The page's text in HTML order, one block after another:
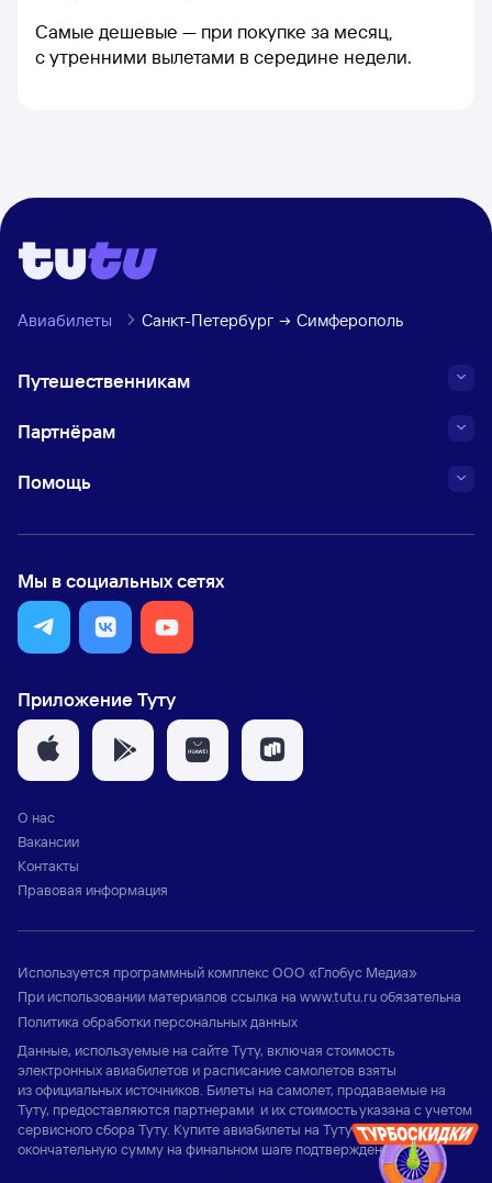
Самые дешевые — при покупке за месяц,
с утренними вылетами в середине недели.
Авиабилеты Санкт-Петербург Симферополь
Путешественникам
Партнёрам
Помощь
Мы в социальных сетях
Приложение Туту
О нас
Вакансии
Контакты
Правовая информация
Используется программный комплексООО «Глобус Медиа»
При использовании материалов ссылка на www.tutu.ruобязательна
Политика обработки персональных данных
Данные, используемые на сайте Туту, включая стоимость
электронных авиабилетов и расписание самолетов взяты
из официальных источников. Билеты на самолет, продаваемые на
Туту, предоставляются партнерами и их стоимость указана с учетом
сервисного сбора Туту. Купите авиабилеты на Туту и узнайте
окончательную сумму на финальном шаге подтверждения заказа